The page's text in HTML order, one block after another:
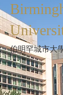
伯明罕城市大